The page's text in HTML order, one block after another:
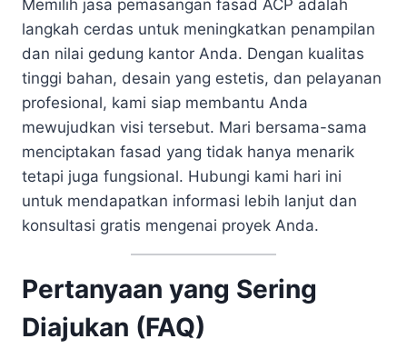
Memilih jasa pemasangan fasad ACP adalah
langkah cerdas untuk meningkatkan penampilan
dan nilai gedung kantor Anda. Dengan kualitas
tinggi bahan, desain yang estetis, dan pelayanan
profesional, kami siap membantu Anda
mewujudkan visi tersebut. Mari bersama-sama
menciptakan fasad yang tidak hanya menarik
tetapi juga fungsional. Hubungi kami hari ini
untuk mendapatkan informasi lebih lanjut dan
konsultasi gratis mengenai proyek Anda.
Pertanyaan yang Sering
Diajukan (FAQ)